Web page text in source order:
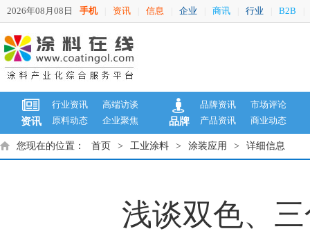
2026年08月08日 手机 资讯 信息 企业 商讯 行业 B2B
资讯
行业资讯
高端访谈
原料动态
企业聚焦 品牌
品牌资讯
市场评论
产品资讯
商业动态
您现在的位置： 首页 > 工业涂料 > 涂装应用 > 详细信息
浅谈双色、